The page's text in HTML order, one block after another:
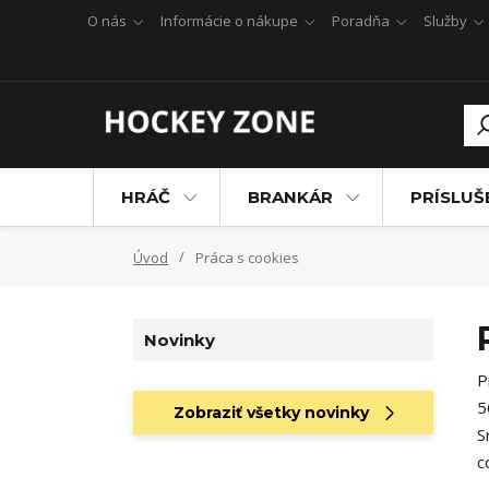
O nás Informácie o nákupe Poradňa Služby
HRÁČ BRANKÁR
Úvod Práca s cookies
Novinky
Zobraziť všetky novinky